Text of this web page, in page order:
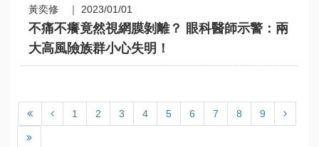
黃奕修 ｜ 2023/01/01
不痛不癢竟然視網膜剝離？ 眼科醫師示警：兩
大高風險族群小心失明！
1 2 3 4 5 6 7 8 9